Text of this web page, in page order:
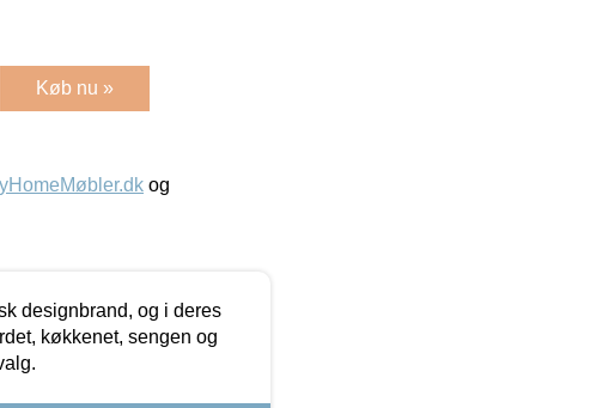
Køb nu »
og
designbrand, og i deres
køkkenet, sengen og